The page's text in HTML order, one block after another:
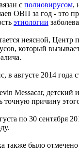
с полиовирусом,
ОВП за год - это
этиологии
неясной, Центр
который
августе 2014 года
Messacar,
точную причину
по 30
также было